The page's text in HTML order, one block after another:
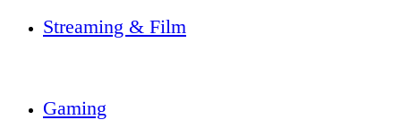
Streaming & Film
Gaming